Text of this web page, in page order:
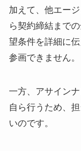
加えて、他エー
ら契約締結まで
望条件を詳細に
参画できません。
一方、アサイン
自ら行うため、
いのです。